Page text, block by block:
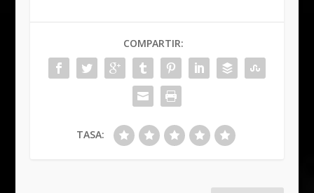
COMPARTIR:
TASA: